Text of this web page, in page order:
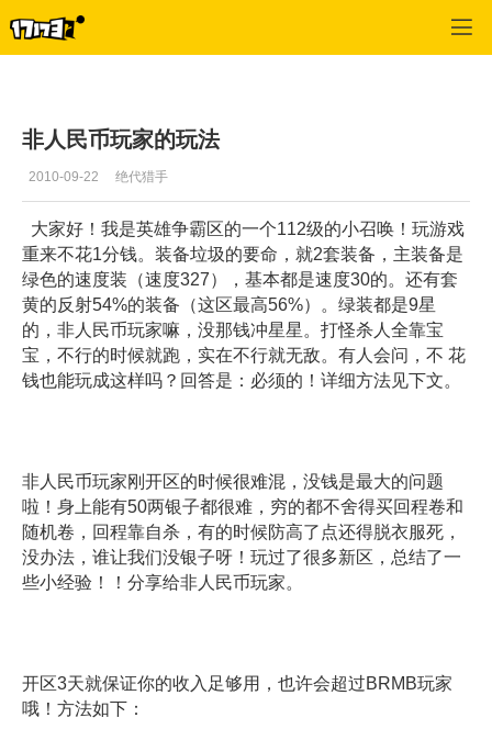
非人民币玩家的玩法
2010-09-22 绝代猎手
大家好！我是英雄争霸区的一个112级的小召唤！玩游戏
重来不花1分钱。装备垃圾的要命，就2套装备，主装备是
绿色的速度装（速度327），基本都是速度30的。还有套
黄的反射54%的装备（这区最高56%）。绿装都是9星
的，非人民币玩家嘛，没那钱冲星星。打怪杀人全靠宝
宝，不行的时候就跑，实在不行就无敌。有人会问，不 花
钱也能玩成这样吗？回答是：必须的！详细方法见下文。
非人民币玩家刚开区的时候很难混，没钱是最大的问题
啦！身上能有50两银子都很难，穷的都不舍得买回程卷和
随机卷，回程靠自杀，有的时候防高了点还得脱衣服死，
没办法，谁让我们没银子呀！玩过了很多新区，总结了一
些小经验！！分享给非人民币玩家。
开区3天就保证你的收入足够用，也许会超过BRMB玩家
哦！方法如下：